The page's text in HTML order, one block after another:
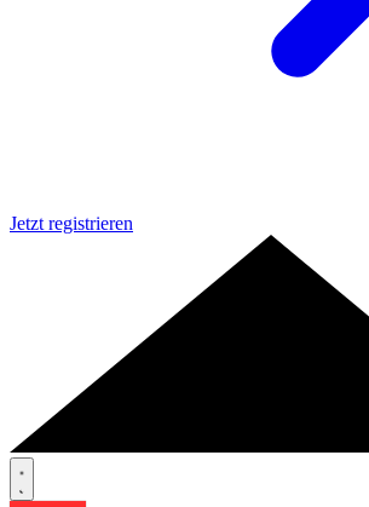
Jetzt registrieren